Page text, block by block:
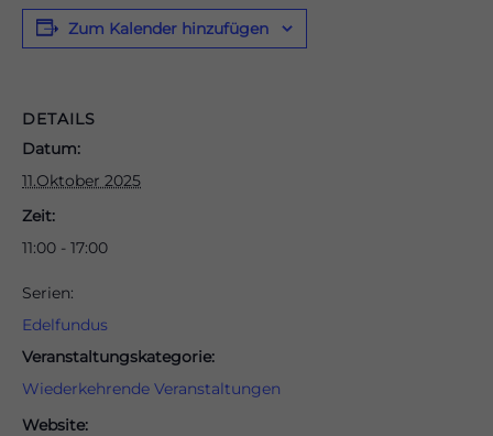
Zum Kalender hinzufügen
DETAILS
Datum:
11.Oktober 2025
Zeit:
11:00 - 17:00
Serien:
Edelfundus
Veranstaltungskategorie:
Wiederkehrende Veranstaltungen
Website: